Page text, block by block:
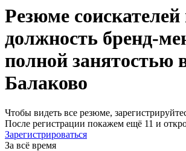
Резюме соискателей
должность бренд-
полной занятостью
Балаково
Чтобы видеть все резюме,
После регистрации покажем ещё 11 и
Зарегистрироваться
За всё время